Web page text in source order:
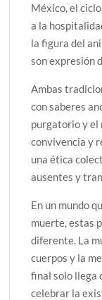
México, el
a la
la figura del
son expresión
Ambas
con saberes
purgatorio y el
convivencia y
una ética
ausentes y
En un mundo
muerte, estas
diferente. La
cuerpos y la
final solo llega
celebrar la